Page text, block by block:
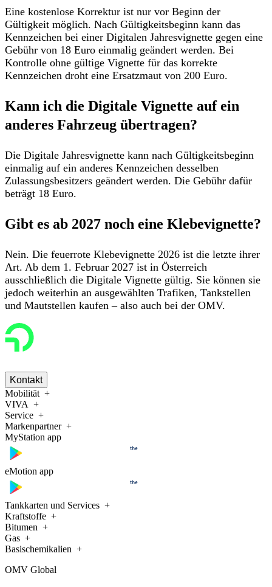
Eine kostenlose Korrektur ist nur vor Beginn der
Gültigkeit möglich. Nach Gültigkeitsbeginn kann das
Kennzeichen bei einer Digitalen Jahresvignette gegen eine
Gebühr von 18 Euro einmalig geändert werden. Bei
Kontrolle ohne gültige Vignette für das korrekte
Kennzeichen droht eine Ersatzmaut von 200 Euro.
Kann ich die Digitale Vignette auf ein
anderes Fahrzeug übertragen?
Die Digitale Jahresvignette kann nach Gültigkeitsbeginn
einmalig auf ein anderes Kennzeichen desselben
Zulassungsbesitzers geändert werden. Die Gebühr dafür
beträgt 18 Euro.
Gibt es ab 2027 noch eine Klebevignette?
Nein. Die feuerrote Klebevignette 2026 ist die letzte ihrer
Art. Ab dem 1. Februar 2027 ist in Österreich
ausschließlich die Digitale Vignette gültig. Sie können sie
jedoch weiterhin an ausgewählten Trafiken, Tankstellen
und Mautstellen kaufen – also auch bei der OMV.
Kontakt
Mobilität
VIVA
Service
Markenpartner
MyStation app
eMotion app
Tankkarten und Services
Kraftstoffe
Bitumen
Gas
Basischemikalien
OMV Global